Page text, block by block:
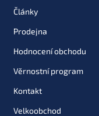
Články
Prodejna
Hodnocení obchodu
Věrnostní program
Kontakt
Velkoobchod